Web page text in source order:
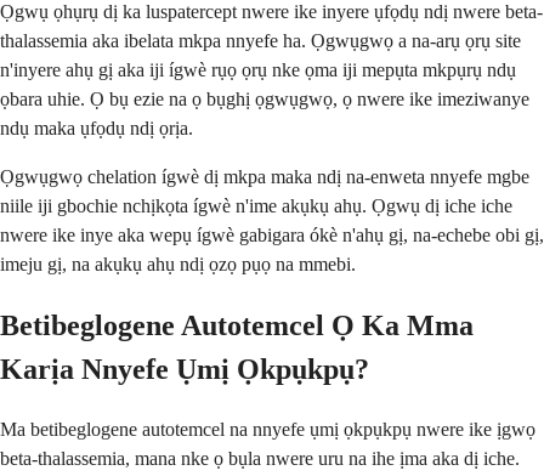
Ọgwụ ọhụrụ dị ka luspatercept nwere ike inyere ụfọdụ ndị nwere beta-
thalassemia aka ibelata mkpa nnyefe ha. Ọgwụgwọ a na-arụ ọrụ site
n'inyere ahụ gị aka iji ígwè rụọ ọrụ nke ọma iji mepụta mkpụrụ ndụ
ọbara uhie. Ọ bụ ezie na ọ bụghị ọgwụgwọ, ọ nwere ike imeziwanye
ndụ maka ụfọdụ ndị ọrịa.
Ọgwụgwọ chelation ígwè dị mkpa maka ndị na-enweta nnyefe mgbe
niile iji gbochie nchịkọta ígwè n'ime akụkụ ahụ. Ọgwụ dị iche iche
nwere ike inye aka wepụ ígwè gabigara ókè n'ahụ gị, na-echebe obi gị,
imeju gị, na akụkụ ahụ ndị ọzọ pụọ na mmebi.
Betibeglogene Autotemcel Ọ Ka Mma
Karịa Nnyefe Ụmị Ọkpụkpụ?
Ma betibeglogene autotemcel na nnyefe ụmị ọkpụkpụ nwere ike ịgwọ
beta-thalassemia, mana nke ọ bụla nwere uru na ihe ịma aka dị iche.